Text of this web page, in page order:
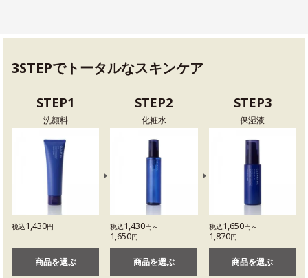
3STEPでトータルなスキンケア
STEP1
洗顔料
税込1,430円
商品を選ぶ
STEP2
化粧水
税込1,430円～
1,650円
商品を選ぶ
STEP3
保湿液
税込1,650円～
1,870円
商品を選ぶ